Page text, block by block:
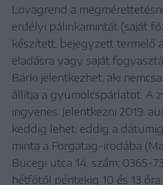
Lovagrend a
erdélyi pálinkamintát (saját
készített, bejegyzett termelő
eladásra vagy saját
Bárki jelentkezhet, aki
állítja a gyümölcspárlatot. A
ingyenes. Jelentkezni 2019.
keddig lehet, eddig a
minta a Forgatag-irodába
Bucegi utca 14. szám; 0365-
hétfőtől péntekig 10 és 13